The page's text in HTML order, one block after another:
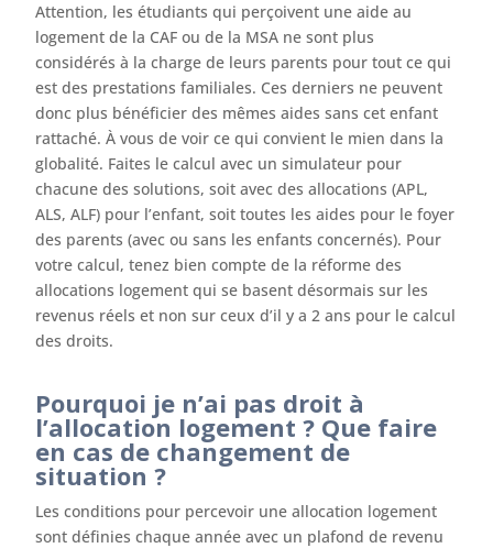
Attention, les étudiants qui perçoivent une aide au
logement de la CAF ou de la MSA ne sont plus
considérés à la charge de leurs parents pour tout ce qui
est des prestations familiales. Ces derniers ne peuvent
donc plus bénéficier des mêmes aides sans cet enfant
rattaché. À vous de voir ce qui convient le mien dans la
globalité. Faites le calcul avec un simulateur pour
chacune des solutions, soit avec des allocations (APL,
ALS, ALF) pour l’enfant, soit toutes les aides pour le foyer
des parents (avec ou sans les enfants concernés). Pour
votre calcul, tenez bien compte de la réforme des
allocations logement qui se basent désormais sur les
revenus réels et non sur ceux d’il y a 2 ans pour le calcul
des droits.
Pourquoi je n’ai pas droit à
l’allocation logement ? Que faire
en cas de changement de
situation ?
Les conditions pour percevoir une allocation logement
sont définies chaque année avec un plafond de revenu